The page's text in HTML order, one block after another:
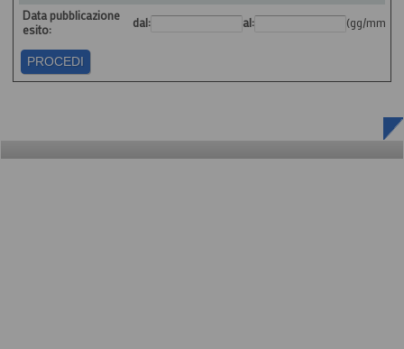
Data pubblicazione
esito:
dal: al: (gg/mm/